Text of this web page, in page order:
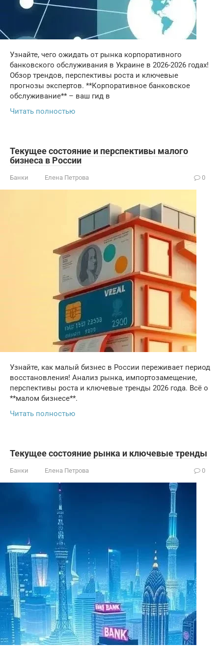
Узнайте, чего ожидать от рынка корпоративного
банковского обслуживания в Украине в 2026-2026 годах!
Обзор трендов, перспективы роста и ключевые
прогнозы экспертов. **Корпоративное банковское
обслуживание** – ваш гид в
Читать полностью
Текущее состояние и перспективы малого
бизнеса в России
Банки Елена Петрова 0
Узнайте, как малый бизнес в России переживает период
восстановления! Анализ рынка, импортозамещение,
перспективы роста и ключевые тренды 2026 года. Всё о
**малом бизнесе**.
Читать полностью
Текущее состояние рынка и ключевые тренды
Банки Елена Петрова 0